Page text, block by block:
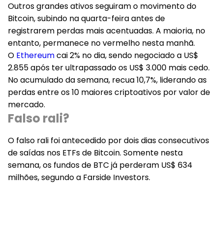
Outros grandes ativos seguiram o movimento do
Bitcoin, subindo na quarta-feira antes de
registrarem perdas mais acentuadas. A maioria, no
entanto, permanece no vermelho nesta manhã.
O Ethereumcai 2% no dia, sendo negociado a US$
2.855 após ter ultrapassado os US$ 3.000 mais cedo.
No acumulado da semana, recua 10,7%, liderando as
perdas entre os 10 maiores criptoativos por valor de
mercado.
Falso rali?
O falso rali foi antecedido por dois dias consecutivos
de saídas nos ETFs de Bitcoin. Somente nesta
semana, os fundos de BTC já perderam US$ 634
milhões, segundo a Farside Investors.